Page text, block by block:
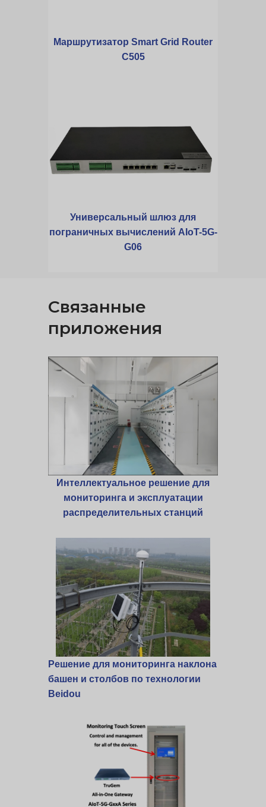
Маршрутизатор Smart Grid Router
C505
Универсальный шлюз для
пограничных вычислений AIoT-5G-
G06
Связанные
приложения
Интеллектуальное решение для
мониторинга и эксплуатации
распределительных станций
Решение для мониторинга наклона
башен и столбов по технологии
Beidou